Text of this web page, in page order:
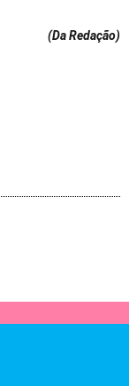
(Da Redação)